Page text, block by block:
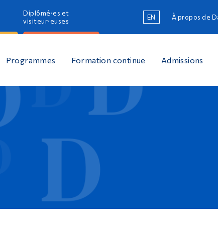
Diplômé·es et
visiteur·euses
EN À propos de
Programmes Formation continue Admissions